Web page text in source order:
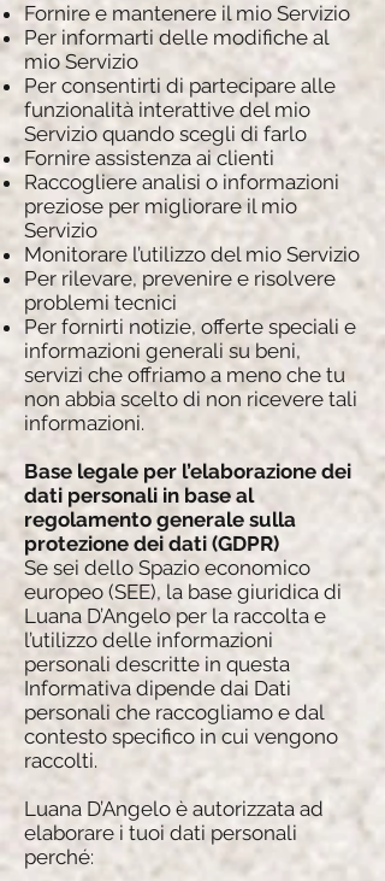
Fornire e mantenere il mio Servizio
Per informarti delle modifiche al
mio Servizio
Per consentirti di partecipare alle
funzionalità interattive del mio
Servizio quando scegli di farlo
Fornire assistenza ai clienti
Raccogliere analisi o informazioni
preziose per migliorare il mio
Servizio
Monitorare l’utilizzo del mio Servizio
Per rilevare, prevenire e risolvere
problemi tecnici
Per fornirti notizie, offerte speciali e
informazioni generali su beni,
servizi che offriamo a meno che tu
non abbia scelto di non ricevere tali
informazioni.
Base legale per l’elaborazione dei
dati personali in base al
regolamento generale sulla
protezione dei dati (GDPR)
Se sei dello Spazio economico
europeo (SEE), la base giuridica di
Luana D’Angelo per la raccolta e
l’utilizzo delle informazioni
personali descritte in questa
Informativa dipende dai Dati
personali che raccogliamo e dal
contesto specifico in cui vengono
raccolti.
Luana D’Angelo è autorizzata ad
elaborare i tuoi dati personali
perché: